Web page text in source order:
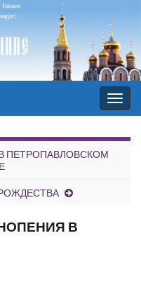
Вкл/
выкл
ПЕТРОПАВЛОВСКОМ
В